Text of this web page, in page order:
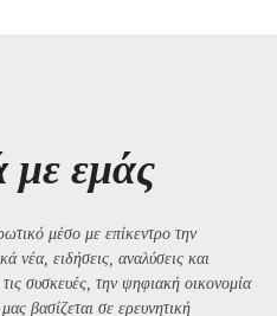
με εμάς
μέσο με επίκεντρο την
νέα, ειδήσεις, αναλύσεις και
συσκευές, την ψηφιακή οικονομία
βασίζεται σε ερευνητική